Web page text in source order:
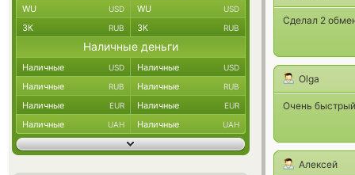
Сделал 2
Olga
Очень
Алексей
WU USD WU USD
ЗК RUB ЗК RUB
Наличные деньги
Наличные USD Наличные USD
Наличные RUB Наличные RUB
Наличные EUR Наличные EUR
Наличные UAH Наличные UAH